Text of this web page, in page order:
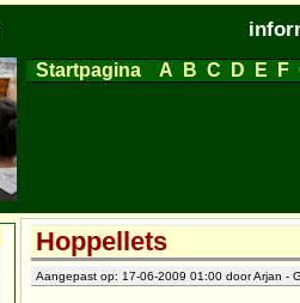
Startpagina A B C D E F
Hoppellets
Aangepast op: 17-06-2009 01:00 door Arjan -